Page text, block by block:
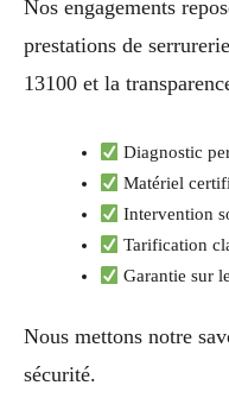
Nos engagements
prestations de
13100 et la
Diagnostic
Matériel
Intervention
Tarification
Garantie sur
Nous mettons notre
sécurité.